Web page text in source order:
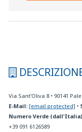
Via Sant'Oliva 8 • 90141
E-Mail: [email protected] •
Numero Verde
+39 091 6126589